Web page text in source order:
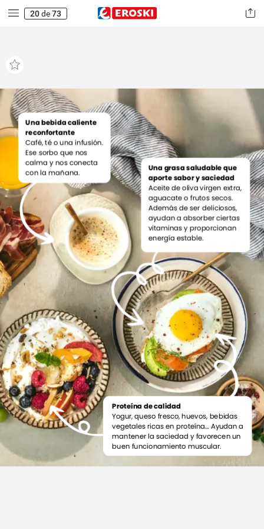
20de73
Proteínadecalidad
Yogur,queso fresco,huevos, bebidas
vegetalesricasen proteína… Ayudana
mantenerla saciedad y favorecenun
buen funcionamiento muscular.
Unabebidacaliente
reconfortante
Café,té ouna infusión.
Ese sorbo que nos
calma y nosconecta
con la mañana.
Unagrasasaludableque
aportesaborysaciedad
Aceite de olivavirgen extra,
aguacateo frutos secos.
Además de ser deliciosos,
ayudana absorberciertas
vitaminasy proporcionan
energía estable.